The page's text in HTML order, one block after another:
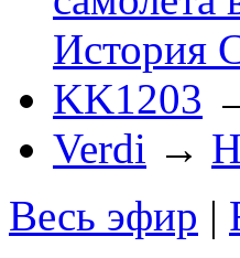
История
KK1203
Verdi →
Весь эфир |